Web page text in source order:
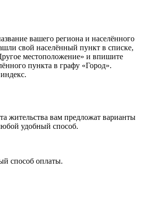
вашего региона и населённого
свой населённый пункт в списке,
местоположение» и впишите
пункта в графу «Город».
жительства вам предложат варианты
удобный способ.
способ оплаты.